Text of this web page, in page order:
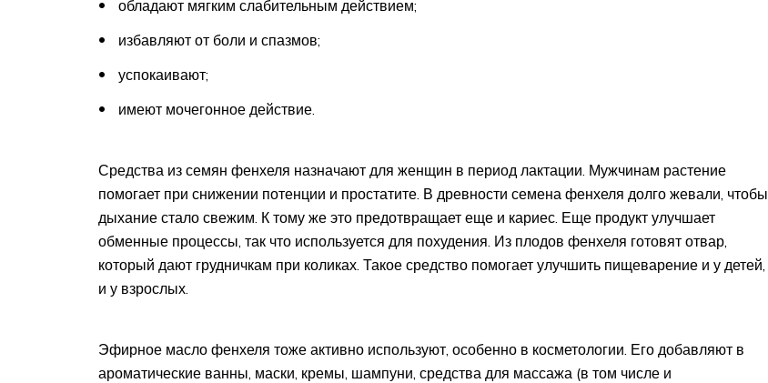
обладают мягким слабительным действием;
избавляют от боли и спазмов;
успокаивают;
имеют мочегонное действие.
Средства из семян фенхеля назначают для женщин в период лактации. Мужчинам растение
помогает при снижении потенции и простатите. В древности семена фенхеля долго жевали, чтобы
дыхание стало свежим. К тому же это предотвращает еще и кариес. Еще продукт улучшает
обменные процессы, так что используется для похудения. Из плодов фенхеля готовят отвар,
который дают грудничкам при коликах. Такое средство помогает улучшить пищеварение и у детей,
и у взрослых.
Эфирное масло фенхеля тоже активно используют, особенно в косметологии. Его добавляют в
ароматические ванны, маски, кремы, шампуни, средства для массажа (в том числе и